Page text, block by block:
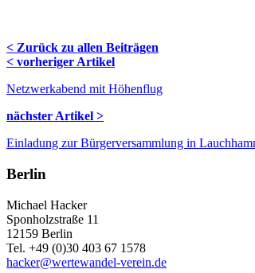
< Zurück zu allen Beiträgen
Navigation
Blog
< vorheriger Artikel
Netzwerkabend mit Höhenflug
nächster Artikel >
Einladung zur Bürgerversammlung in
Berlin
Michael Hacker
Sponholzstraße 11
12159 Berlin
Tel. +49 (0)30 403 67 1578
hacker@wertewandel-verein.de